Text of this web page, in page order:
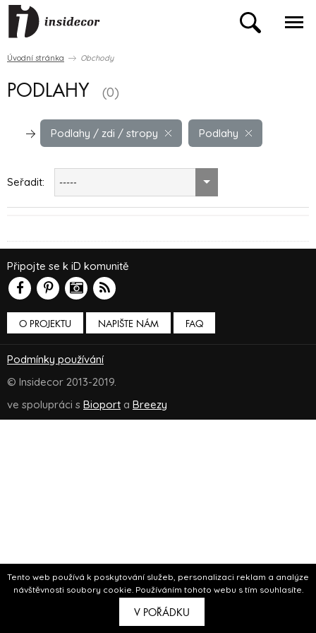
Tento web používá k poskytování služeb, personalizaci reklam a analýze
návštěvnosti soubory cookie. Používáním tohoto webu s tím souhlasíte.
V POŘÁDKU
Úvodní stránka Obchody
PODLAHY (0)
Podlahy / zdi / stropy Podlahy
Seřadit: -----
O PROJEKTU NAPIŠTE NÁM
Připojte se k iD komunitě
FAQ
Podmínky používání
© Insidecor 2013-2019.
ve spolupráci s Bioport a Breezy